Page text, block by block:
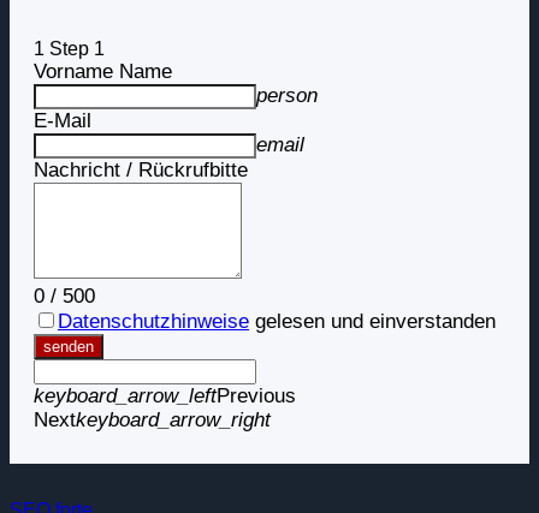
1 Step 1
Vorname Name
person
E-Mail
email
Nachricht / Rückrufbitte
0 / 500
Datenschutzhinweise gelesen und einverstanden
senden
keyboard_arrow_leftPrevious
Nextkeyboard_arrow_right